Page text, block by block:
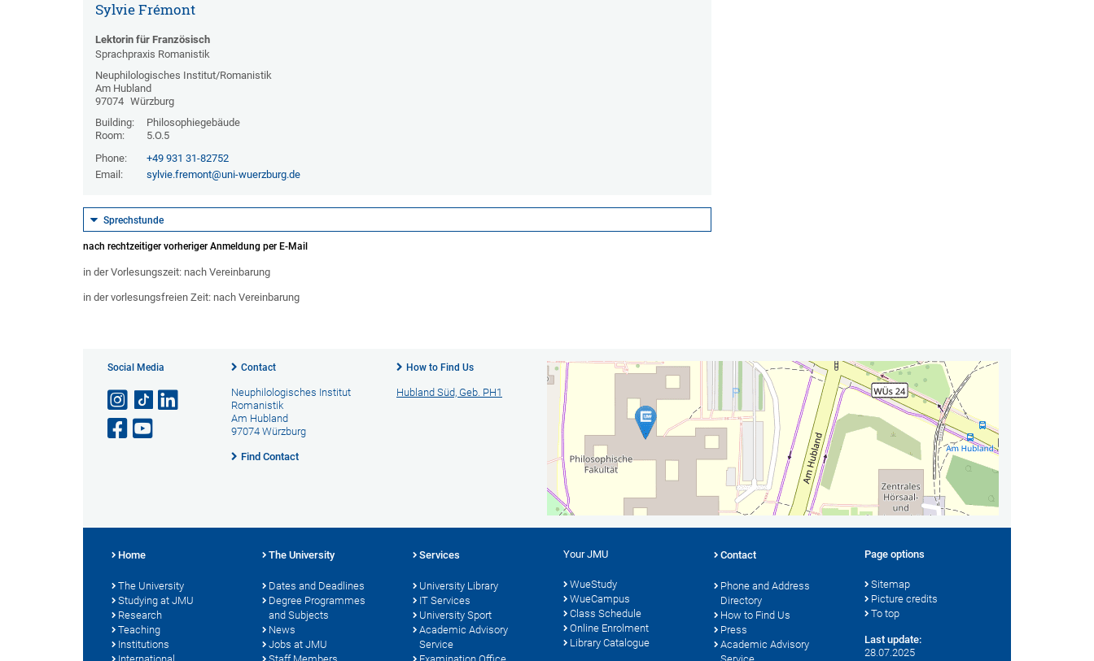
Sylvie Frémont
Lektorin für Französisch
Sprachpraxis Romanistik
Neuphilologisches Institut/Romanistik
Am Hubland
97074 Würzburg
Building:
Philosophiegebäude
Room:
5.O.5
Phone:
+49 931 31-82752
Email:
sylvie.fremont@uni-wuerzburg.de
Sprechstunde
nach rechtzeitiger vorheriger Anmeldung per E-Mail
in der Vorlesungszeit: nach Vereinbarung
in der vorlesungsfreien Zeit: nach Vereinbarung
Social Media Contact
Neuphilologisches Institut
Romanistik
Am Hubland
97074 Würzburg
Find Contact
How to Find Us
Hubland Süd, Geb. PH1
Home
The University
Studying at JMU
Research
Teaching
Institutions
The University
Dates and Deadlines
Degree Programmes
and Subjects
News
Jobs at JMU
Services
University Library
IT Services
University Sport
Academic Advisory
Service
Your JMU
WueStudy
WueCampus
Class Schedule
Online Enrolment
Library Catalogue
Contact
Phone and Address
Directory
How to Find Us
Press
Academic Advisory
Page options
Sitemap
Picture credits
To top
Last update:
28.07.2025